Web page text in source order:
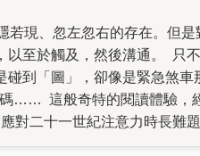
至於觸及，然後溝通。 只
到「圖」，卻像是緊急煞
…… 這般奇特的閱讀體驗，
對二十一世紀注意力時長難